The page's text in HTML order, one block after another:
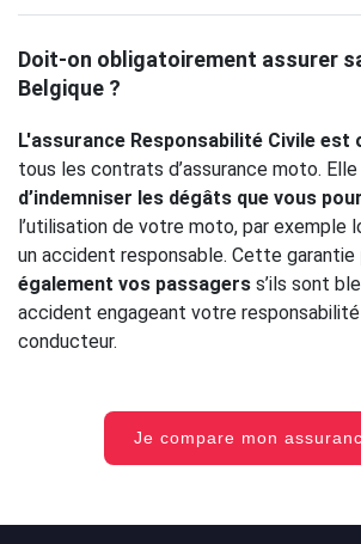
Doit-on obligatoirement assurer
Belgique ?
L'assurance Responsabilité Civile est
tous les contrats d’assurance moto.
d’indemniser les dégâts que vous
l’utilisation de votre moto, par exemple
un accident responsable. Cette garantie
également vos passagers s’ils sont
accident engageant votre
conducteur.
Je compare mon